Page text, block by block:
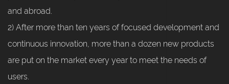
and abroad.
2) After more than ten years of focused development and
continuous innovation, more than a dozen new products
are put on the market every year to meet the needs of
users.